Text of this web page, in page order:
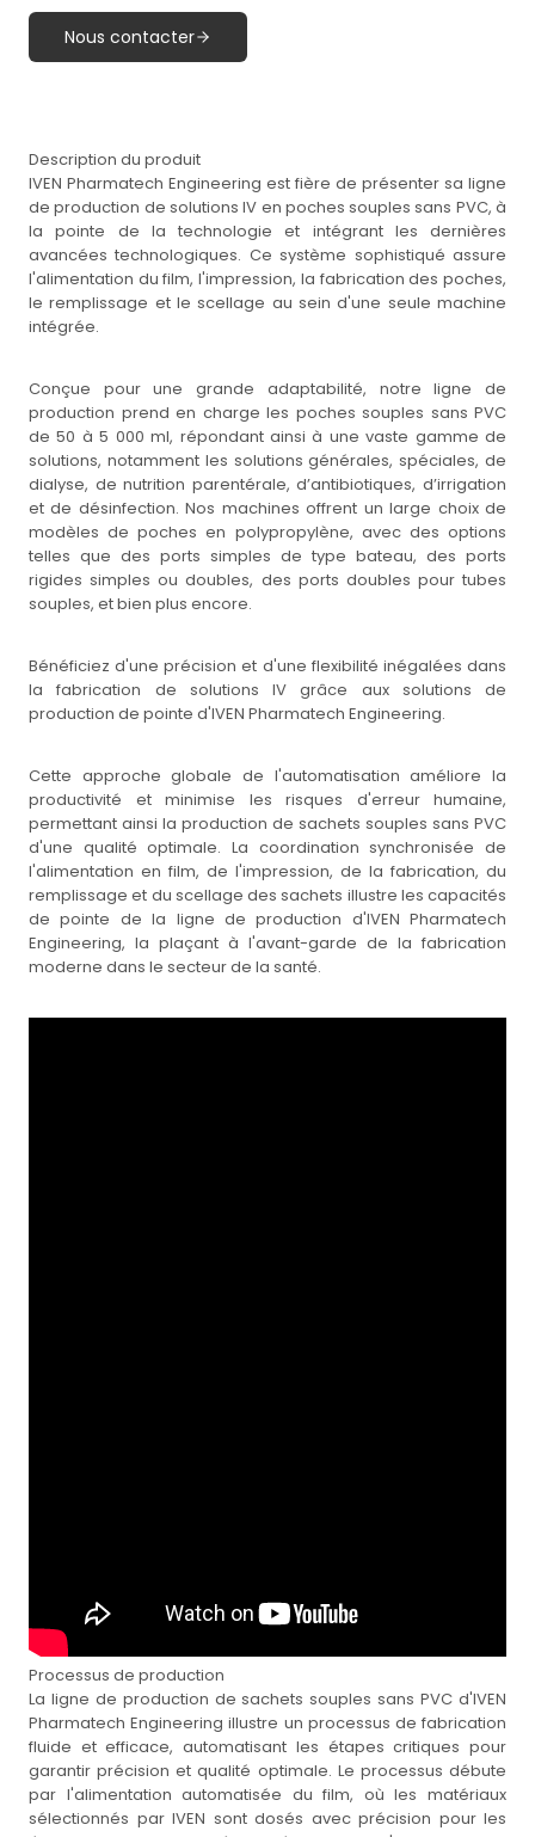
Nous contacter
Description du produit
IVEN Pharmatech Engineering est fière de présenter sa ligne
de production de solutions IV en poches souples sans PVC, à
la pointe de la technologie et intégrant les dernières
avancées technologiques. Ce système sophistiqué assure
l'alimentation du film, l'impression, la fabrication des poches,
le remplissage et le scellage au sein d'une seule machine
intégrée.
Conçue pour une grande adaptabilité, notre ligne de
production prend en charge les poches souples sans PVC
de 50 à 5 000 ml, répondant ainsi à une vaste gamme de
solutions, notamment les solutions générales, spéciales, de
dialyse, de nutrition parentérale, d’antibiotiques, d’irrigation
et de désinfection. Nos machines offrent un large choix de
modèles de poches en polypropylène, avec des options
telles que des ports simples de type bateau, des ports
rigides simples ou doubles, des ports doubles pour tubes
souples, et bien plus encore.
Bénéficiez d'une précision et d'une flexibilité inégalées dans
la fabrication de solutions IV grâce aux solutions de
production de pointe d'IVEN Pharmatech Engineering.
Cette approche globale de l'automatisation améliore la
productivité et minimise les risques d'erreur humaine,
permettant ainsi la production de sachets souples sans PVC
d'une qualité optimale. La coordination synchronisée de
l'alimentation en film, de l'impression, de la fabrication, du
remplissage et du scellage des sachets illustre les capacités
de pointe de la ligne de production d'IVEN Pharmatech
Engineering, la plaçant à l'avant-garde de la fabrication
moderne dans le secteur de la santé.
Processus de production
La ligne de production de sachets souples sans PVC d'IVEN
Pharmatech Engineering illustre un processus de fabrication
fluide et efficace, automatisant les étapes critiques pour
garantir précision et qualité optimale. Le processus débute
par l'alimentation automatisée du film, où les matériaux
sélectionnés par IVEN sont dosés avec précision pour les